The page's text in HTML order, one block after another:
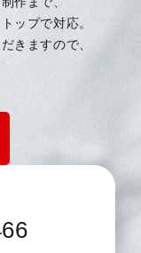
ップで対応。
きますので、